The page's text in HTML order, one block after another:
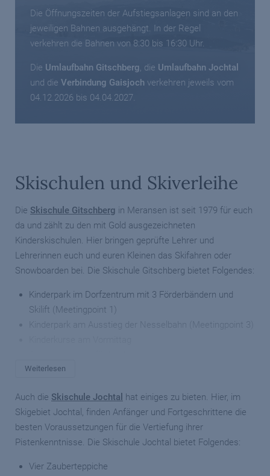
Die Öffnungszeiten der Aufstiegsanlagen sind an den
jeweiligen Bahnen ausgehängt. In der Regel
verkehren die Bahnen von 8:30 bis 16:30 Uhr.
Die Umlaufbahn Gitschberg, die Umlaufbahn Jochtal
und die Verbindung Gaisjoch verkehren jeweils vom
04.12.2026 bis 04.04.2027.
Skischulen und Skiverleihe
Die Skischule Gitschberg in Meransen ist seit 1979 für euch
da und zählt zu den mit Gold ausgezeichneten
Kinderskischulen. Hier bringen geprüfte Lehrer und
Lehrerinnen euch und euren Kleinen das Skifahren oder
Snowboarden bei. Die Skischule Gitschberg bietet Folgendes:
Kinderpark im Dorfzentrum mit 3 Förderbändern und
Skilift (Meetingpoint 1)
Kinderpark am Ausstieg der Nesselbahn (Meetingpoint 3)
Skikurse für Erwachsene
Privatstunden Ski, Snowboard, Telemark
Abschlussrennen mit Preisverleihung
Skischule Snow Pro in Meransen: Die junge, dynamische &
Weiterlesen
Auch die Skischule Jochtal hat einiges zu bieten. Hier, im
Skigebiet Jochtal, finden Anfänger und Fortgeschrittene die
besten Voraussetzungen für die Vertiefung ihrer
Pistenkenntnisse. Die Skischule Jochtal bietet Folgendes:
Vier Zauberteppiche